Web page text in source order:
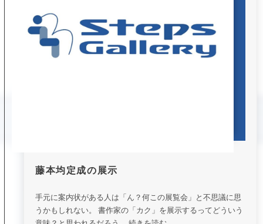
藤本均定成の展示
手元に案内状がある人は「ん？何この展覧会」と不思議に思
うかもしれない。 書作家の「カク」を展示するってどういう